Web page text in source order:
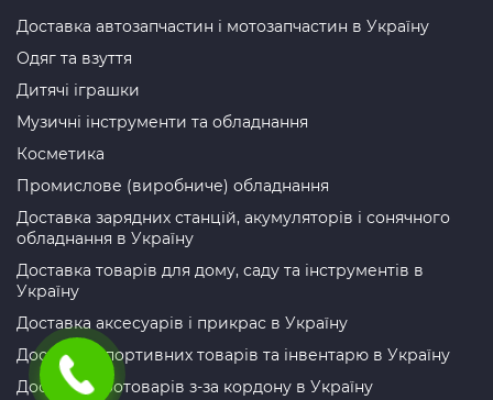
Доставка автозапчастин і мотозапчастин в Україну
Одяг та взуття
Дитячі іграшки
Музичні інструменти та обладнання
Косметика
Промислове (виробниче) обладнання
Доставка зарядних станцій, акумуляторів і сонячного
обладнання в Україну
Доставка товарів для дому, саду та інструментів в
Україну
Доставка аксесуарів і прикрас в Україну
Доставка спортивних товарів та інвентарю в Україну
Доставка зоотоварів з-за кордону в Україну